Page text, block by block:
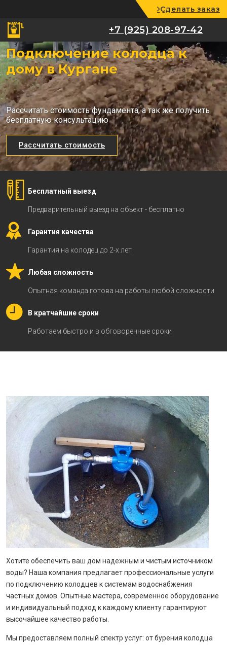
+7 (925) 208-97-42
Сделать заказ
+7 (925) 208-97-42
Подключение колодца к
дому в Кургане
Рассчитать стоимость фундамента, а так же получить
бесплатную консультацию
Рассчитать стоимость
Бесплатный выезд
Предварительный выезд на объект - бесплатно
Гарантия качества
Гарантия на колодец до 2-х лет
Любая сложность
Опытная команда готова на работы любой сложности
В кратчайшие сроки
Работаем быстро и в обговоренные сроки
Хотите обеспечить ваш дом надежным и чистым источником
воды? Наша компания предлагает профессиональные услуги
по подключению колодцев к системам водоснабжения
частных домов. Опытные мастера, современное оборудование
и индивидуальный подход к каждому клиенту гарантируют
высочайшее качество работы.
Мы предоставляем полный спектр услуг: от бурения колодца